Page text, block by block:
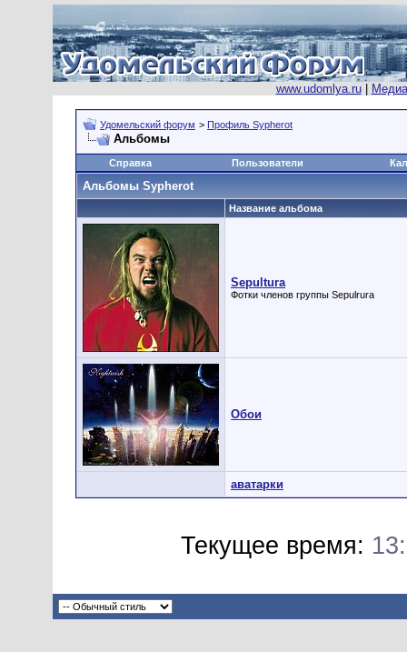
www.udomlya.ru|
Удомельский форум > Профиль Sypherot
Альбомы
Справка Пользователи
Альбомы Sypherot
Название альбома
Sepultura
Фотки членов группы Sepulrura
Обои
аватарки
Текущее время: